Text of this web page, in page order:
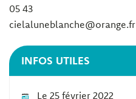
05 43
cielaluneblanche@orange.fr
INFOS UTILES
Le 25 février 2022